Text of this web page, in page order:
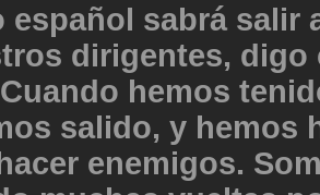
español sabrá salir
dirigentes, digo
hemos
salido, y hemos
enemigos.